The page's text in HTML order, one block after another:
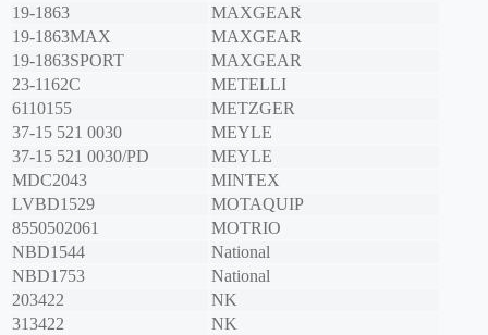
19-1863
MAXGEAR
19-1863MAX
MAXGEAR
19-1863SPORT
MAXGEAR
23-1162C
METELLI
6110155
METZGER
37-15 521 0030
MEYLE
37-15 521 0030/PD
MEYLE
MDC2043
MINTEX
LVBD1529
MOTAQUIP
8550502061
MOTRIO
NBD1544
National
NBD1753
National
203422
NK
313422
NK